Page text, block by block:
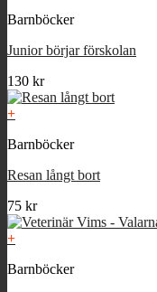
Barnböcker
Junior börjar förskolan
130 kr
+
Barnböcker
Resan långt bort
75 kr
+
Barnböcker